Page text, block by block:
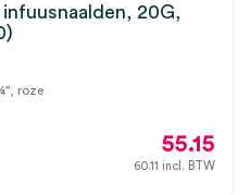
20G,
roze
55.15
60.11 incl. BTW